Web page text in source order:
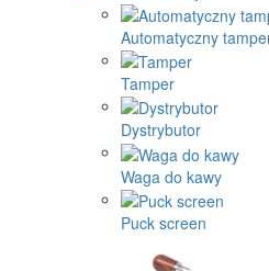
Automatyczny
Tamper
Dystrybutor
Waga do kawy
Puck screen